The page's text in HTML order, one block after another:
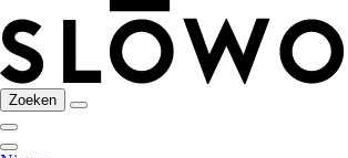
Zoeken